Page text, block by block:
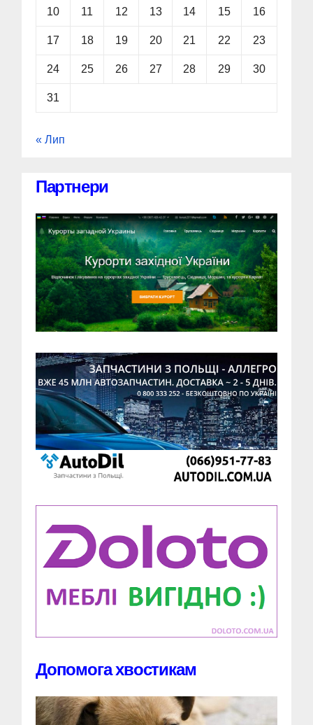
10 11 12 13 14 15 16
17 18 19 20 21 22 23
24 25 26 27 28 29 30
31
« Лип
Партнери
Допомога хвостикам